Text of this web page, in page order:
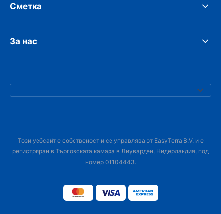
Сметка
За нас
Този уебсайт е собственост и се управлява от EasyTerra B.V. и е
регистриран в Търговската камара в Лиуварден, Нидерландия, под
номер 01104443.